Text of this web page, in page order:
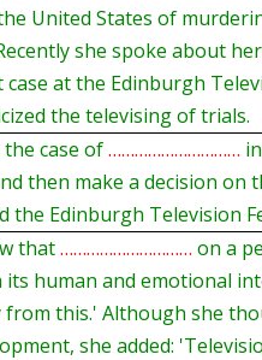
United States of
she spoke about
at the Edinburgh
the televising of trials.
the case of…………………………
then make a decision on
the Edinburgh Television
that…………………………on a
human and emotional
this.' Although she
she added: